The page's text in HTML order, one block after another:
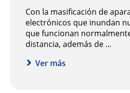
Con la masificación de
electrónicos que inundan
que funcionan
distancia, además de ...
Ver más